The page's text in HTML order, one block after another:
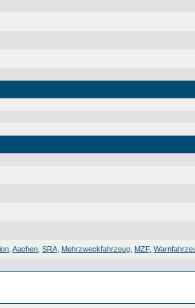
Aachen SRA Mehrzweckfahrzeug MZF,